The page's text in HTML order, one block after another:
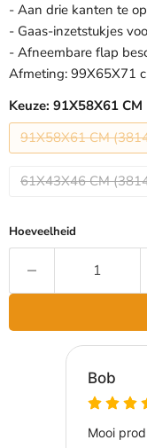
- Aan drie kanten te
- Gaas-inzetstukjes
- Afneembare flap
Afmeting: 99X65X71
Keuze: 91X58X61 CM
91X58X61 CM
61X43X46 CM
Hoeveelheid